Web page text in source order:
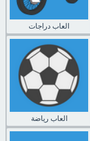
العاب دراجات
العاب رياضة